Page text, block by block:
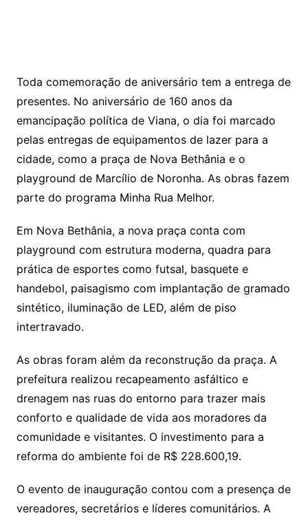
Toda comemoração de aniversário tem a entrega de
presentes. No aniversário de 160 anos da
emancipação política de Viana, o dia foi marcado
pelas entregas de equipamentos de lazer para a
cidade, como a praça de Nova Bethânia e o
playground de Marcílio de Noronha. As obras fazem
parte do programa Minha Rua Melhor.
Em Nova Bethânia, a nova praça conta com
playground com estrutura moderna, quadra para
prática de esportes como futsal, basquete e
handebol, paisagismo com implantação de gramado
sintético, iluminação de LED, além de piso
intertravado.
As obras foram além da reconstrução da praça. A
prefeitura realizou recapeamento asfáltico e
drenagem nas ruas do entorno para trazer mais
conforto e qualidade de vida aos moradores da
comunidade e visitantes. O investimento para a
reforma do ambiente foi de R$ 228.600,19.
O evento de inauguração contou com a presença de
vereadores, secretários e líderes comunitários. A